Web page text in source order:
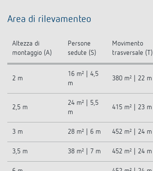
Area di rilevamenteo
Altezza di
montaggio (A)
Persone
sedute (S)
Movimento
trasversale (T)
2 m
16 m² | 4,5
m
380 m² | 22 m
2,5 m
24 m² | 5,5
m
415 m² | 23 m
3 m 28 m² | 6 m 452 m² | 24 m
3,5 m 38 m² | 7 m 452 m² | 24 m